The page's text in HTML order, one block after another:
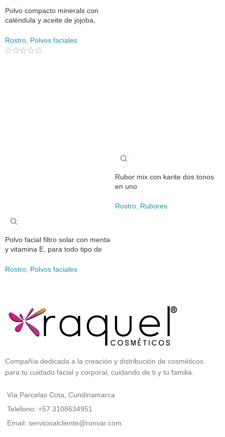
Polvo compacto minerals con
caléndula y aceite de jojoba,
Rostro Polvos faciales
Polvo facial filtro solar con menta
y vitamina E, para todo tipo de
Rostro, Polvos faciales
Rubor mix con karite dos tonos
en uno
Rostro Rubores
Compañía dedicada a la creación y distribución de cosméticos
para tu cuidado facial y corporal, cuidando de ti y tu familia.
Vía Parcelas Cota, Cundinamarca
Telefono: +57 3108634951
Email: servicioalcliente@ronvar.com